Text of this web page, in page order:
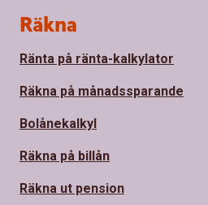
Sidfot
Räkna
Ränta på ränta-kalkylator
Räkna på månadssparande
Bolånekalkyl
Räkna på billån
Räkna ut pension